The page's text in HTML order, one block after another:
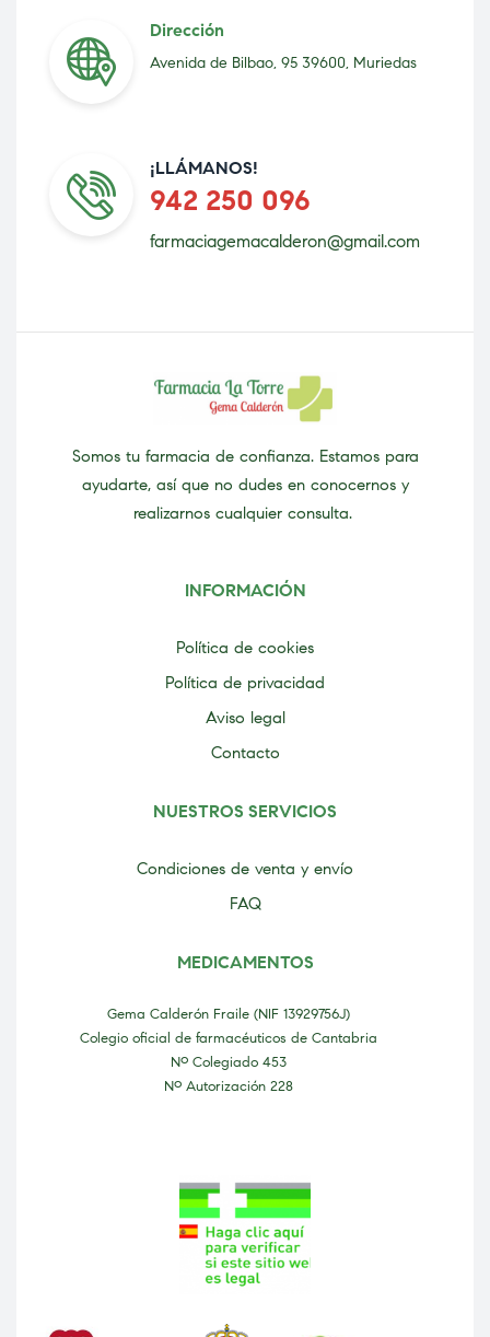
Dirección
Avenida de Bilbao, 95 39600, Muriedas
¡LLÁMANOS!
942 250 096
farmaciagemacalderon@gmail.com
Somos tu farmacia de confianza. Estamos para
ayudarte, así que no dudes en conocernos y
realizarnos cualquier consulta.
INFORMACIÓN
Política de cookies
Política de privacidad
Aviso legal
Contacto
NUESTROS SERVICIOS
Condiciones de venta y envío
FAQ
MEDICAMENTOS
Gema Calderón Fraile (NIF 13929756J)
Colegio oficial de farmacéuticos de Cantabria
Nº Colegiado 453
Nº Autorización 228